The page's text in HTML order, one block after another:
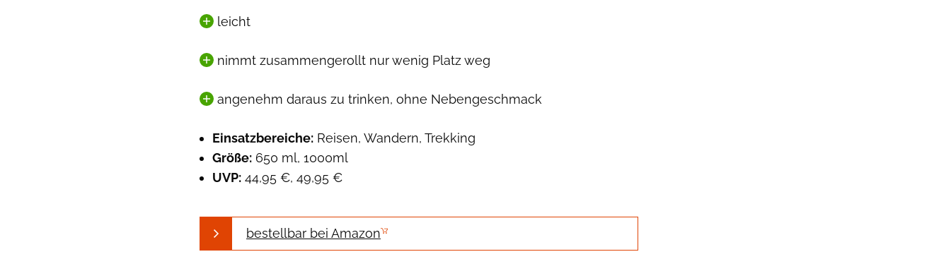
leicht
nimmt zusammengerollt nur wenig Platz weg
angenehm daraus zu trinken, ohne Nebengeschmack
Einsatzbereiche: Reisen, Wandern, Trekking
Größe: 650 ml, 1000ml
UVP: 44,95 €, 49,95 €
bestellbar bei Amazon